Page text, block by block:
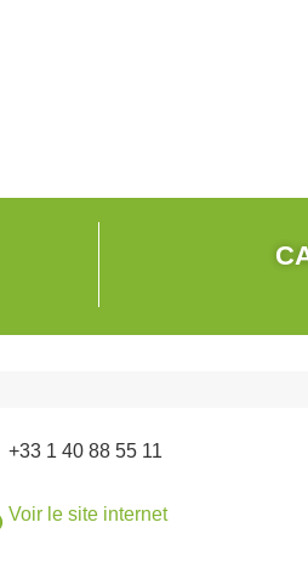
+33 1 40 88 55 11
Voir le site internet